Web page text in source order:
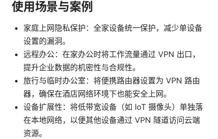
使用场景与案例
家庭上网隐私保护：全家设备统一保护，减少单设备
设置的漏洞。
远程办公：在家办公时将工作流量通过 VPN 出口，
提升企业数据的机密性与合规性。
旅行与临时办公室：将便携路由器设置为 VPN 路由
器，确保在酒店网络环境下也能安全上网。
设备扩展性：将低带宽设备（如 IoT 摄像头）单独落
在本地网络，以便其他设备通过 VPN 隧道访问云端
资源。